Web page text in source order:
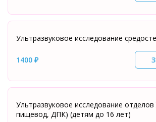
Ультразвуковое исследование
1400 ₽
Ультразвуковое исследование
пищевод, ДПК) (детям до 16 лет)